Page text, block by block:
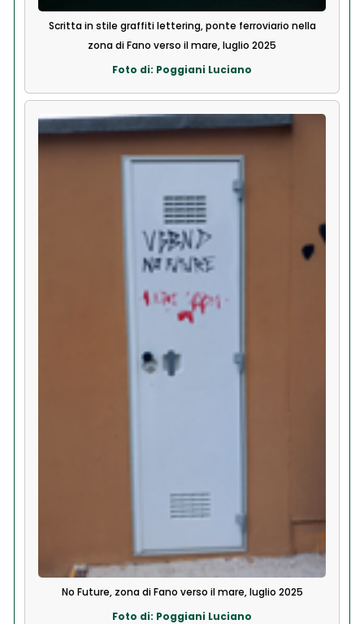
Scritta in stile graffiti lettering, ponte ferroviario nella
zona di Fano verso il mare, luglio 2025
Foto di: Poggiani Luciano
No Future, zona di Fano verso il mare, luglio 2025
Foto di: Poggiani Luciano